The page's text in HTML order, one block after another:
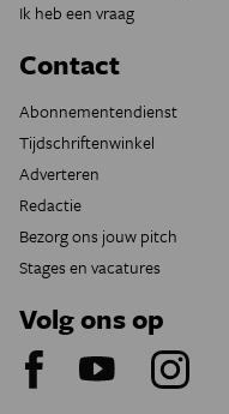
Ik heb een vraag
Contact
Abonnementendienst
Tijdschriftenwinkel
Adverteren
Redactie
Bezorg ons jouw pitch
Stages en vacatures
Volg ons op